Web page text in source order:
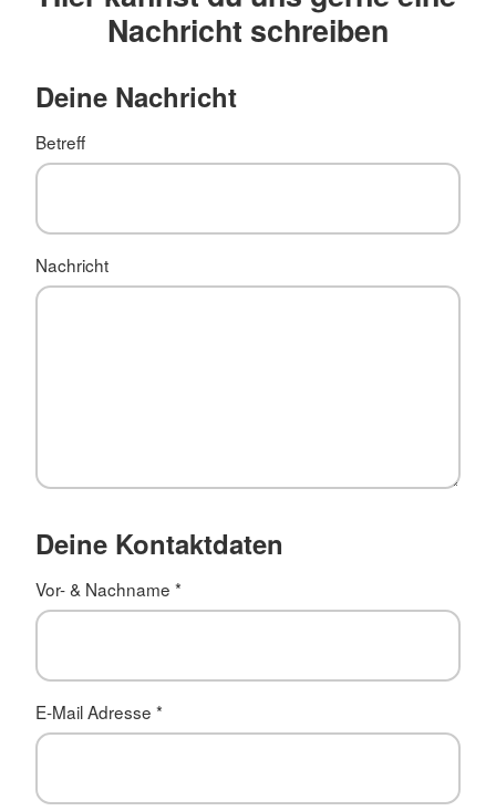
Nachricht schreiben
Deine Nachricht
Betreff
Nachricht
Deine Kontaktdaten
Vor- & Nachname *
E-Mail Adresse *